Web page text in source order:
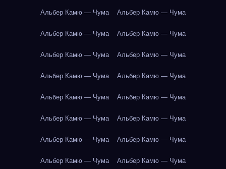
Альбер Камю — Чума Альбер Камю — Чума
Альбер Камю — Чума Альбер Камю — Чума
Альбер Камю — Чума Альбер Камю — Чума
Альбер Камю — Чума Альбер Камю — Чума
Альбер Камю — Чума Альбер Камю — Чума
Альбер Камю — Чума Альбер Камю — Чума
Альбер Камю — Чума Альбер Камю — Чума
Альбер Камю — Чума Альбер Камю — Чума